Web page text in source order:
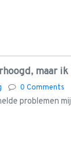
maar
0 Comments
problemen